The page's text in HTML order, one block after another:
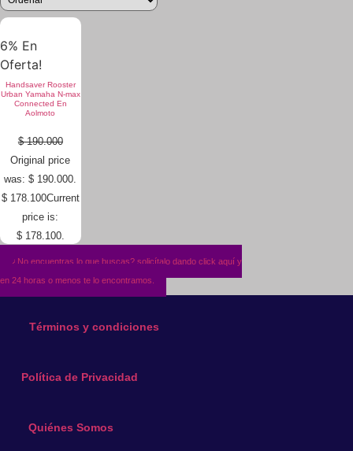
6% En
Oferta!
Handsaver Rooster
Urban Yamaha N-max
Connected En
Aolmoto
$190.000
Original price
was: $ 190.000.
$178.100Current
price is:
$ 178.100.
¿No encuentras lo que buscas? solicítalo dando click aquí y
en 24 horas o menos te lo encontramos.
Términos y condiciones
Política de Privacidad
Quiénes Somos